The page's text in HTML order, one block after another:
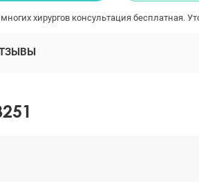
хирургов консультация бесплатная.